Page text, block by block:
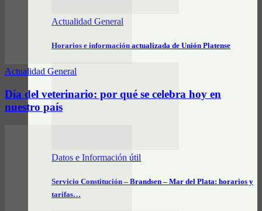
Actualidad General
Horarios e información actualizada de Unión Platense
Datos e Información útil
Servicio Constitución – Brandsen – Mar del Plata: horarios y
tarifas…
Actualidad General
Día del veterinario: por qué se celebra hoy en
nuestro país